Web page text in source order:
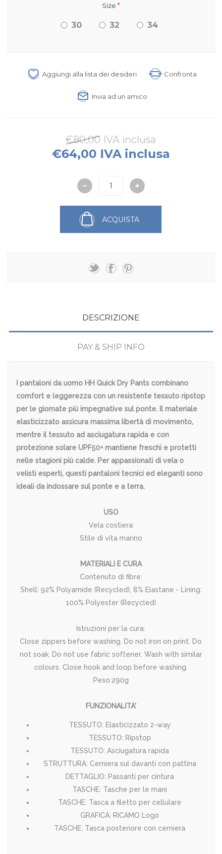
Size *
30 32 34
Aggiungi alla lista dei desideri Confronta
Invia ad un amico
€80,00 IVA inclusa
€64,00 IVA inclusa
ACQUISTA
DESCRIZIONE
PAY & SHIP INFO
I pantaloni da uomo HH Quick Dry Pants combinano
comfort e leggerezza con un resistente tessuto ripstop
per le giornate più impegnative sul ponte. Il materiale
elasticizzato assicura massima libertà di movimento,
mentre il tessuto ad asciugatura rapida e con
protezione solare UPF50+ mantiene freschi e protetti
nelle stagioni più calde. Per appassionati di vela o
velisti esperti, questi pantaloni tecnici ed eleganti sono
ideali da indossare sul ponte e a terra.
USO
Vela costiera
Stile di vita marino
MATERIALI E CURA
Contenuto di fibre:
Shell: 92% Polyamide (Recycled), 8% Elastane - Lining:
100% Polyester (Recycled)
Istruzioni per la cura:
Close zippers before washing. Do not iron on print. Do
not soak. Do not use fabric softener. Wash with similar
colours. Close hook and loop before washing.
Peso:290g
FUNZIONALITA'
TESSUTO: Elasticizzato 2-way
TESSUTO: Ripstop
TESSUTO: Asciugatura rapida
STRUTTURA: Cerniera sul davanti con pattina
DETTAGLIO: Passanti per cintura
TASCHE: Tasche per le mani
TASCHE: Tasca a filetto per cellulare
GRAFICA: RICAMO Logo
TASCHE: Tasca posteriore con cerniera